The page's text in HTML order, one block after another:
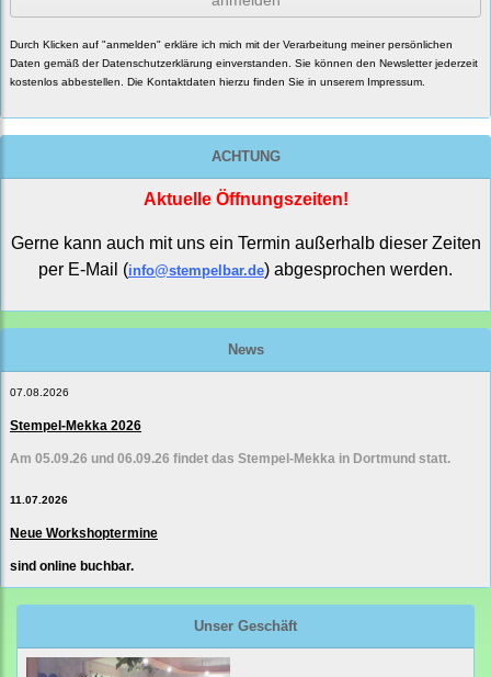
Durch Klicken auf "anmelden" erkläre ich mich mit der Verarbeitung meiner persönlichen
Daten gemäß der Datenschutzerklärung einverstanden. Sie können den Newsletter jederzeit
kostenlos abbestellen. Die Kontaktdaten hierzu finden Sie in unserem Impressum.
ACHTUNG
Aktuelle Öffnungszeiten!
Gerne kann auch mit uns ein Termin außerhalb dieser Zeiten
per E-Mail (info@stempelbar.de) abgesprochen werden.
News
07.08.2026
Stempel-Mekka 2026
Am 05.09.26 und 06.09.26 findet das Stempel-Mekka in Dortmund statt.
11.07.2026
Neue Workshoptermine
sind online buchbar.
Unser Geschäft